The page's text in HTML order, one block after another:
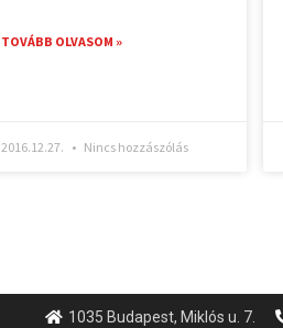
TOVÁBB OLVASOM »
2016.12.27. Nincs hozzászólás
1035 Budapest, Miklós u. 7.